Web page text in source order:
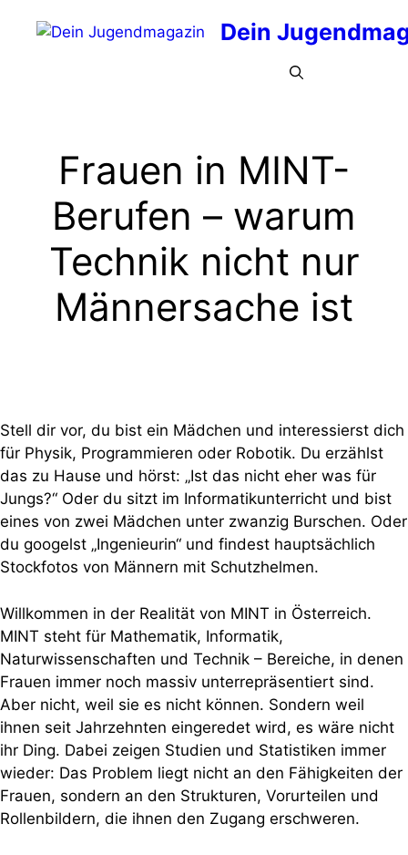
Inhalt
Dein
Frauen in MINT-
Berufen – warum
Technik nicht nur
Männersache ist
Stell dir vor, du bist ein Mädchen und interessierst dich
für Physik, Programmieren oder Robotik. Du erzählst
das zu Hause und hörst: „Ist das nicht eher was für
Jungs?“ Oder du sitzt im Informatikunterricht und bist
eines von zwei Mädchen unter zwanzig Burschen. Oder
du googelst „Ingenieurin“ und findest hauptsächlich
Stockfotos von Männern mit Schutzhelmen.
Willkommen in der Realität von MINT in Österreich.
MINT steht für Mathematik, Informatik,
Naturwissenschaften und Technik – Bereiche, in denen
Frauen immer noch massiv unterrepräsentiert sind.
Aber nicht, weil sie es nicht können. Sondern weil
ihnen seit Jahrzehnten eingeredet wird, es wäre nicht
ihr Ding. Dabei zeigen Studien und Statistiken immer
wieder: Das Problem liegt nicht an den Fähigkeiten der
Frauen, sondern an den Strukturen, Vorurteilen und
Rollenbildern, die ihnen den Zugang erschweren.